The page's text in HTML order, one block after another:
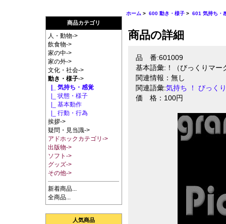
商品カテゴリ
人・動物->
飲食物->
家の中->
家の外->
文化・社会->
動き・様子->
|_ 気持ち・感覚
|_ 状態・様子
|_ 基本動作
|_ 行動・行為
挨拶->
疑問・見当識->
アドホックカテゴリ->
出版物->
ソフト->
グッズ->
その他->
新着商品...
全商品...
人気商品
ホーム >600 動き・様子 >601 気持ち・
商品の詳細
品 番:601009
基本語彙:！（びっくりマー
関連情報：無し
関連語彙:気持ち ！
びっくり
価 格：100円